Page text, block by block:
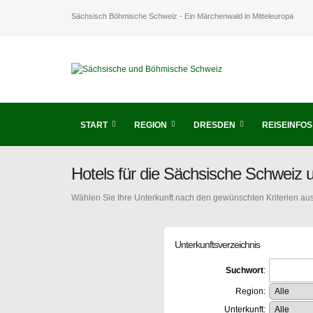
Sächsisch Böhmische Schweiz - Ein Märchenwald in Mitteleuropa
START REGION DRESDEN REISEINFOS
Hotels für die Sächsische Schweiz
Wählen Sie Ihre Unterkunft nach den gewünschten Kriterien
Unterkunftsverzeichnis
Suchwort:
Region:
Unterkunft: